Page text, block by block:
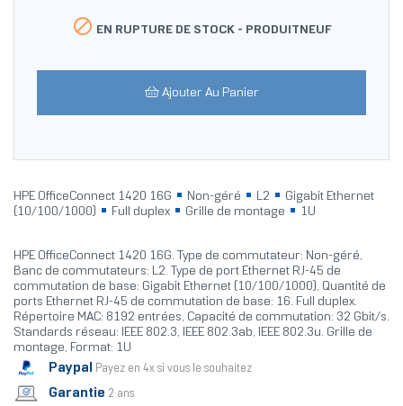
 EN RUPTURE DE STOCK - PRODUITNEUF
Ajouter Au Panier
HPE OfficeConnect 1420 16G Non-géré L2
Gigabit Ethernet
(10/100/1000)
Full duplex Grille de montage 1U
HPE OfficeConnect 1420 16G. Type de commutateur: Non-géré,
Banc de commutateurs: L2. Type de port Ethernet RJ-45 de
commutation de base: Gigabit Ethernet (10/100/1000), Quantité de
ports Ethernet RJ-45 de commutation de base: 16. Full duplex.
Répertoire MAC: 8192 entrées, Capacité de commutation: 32 Gbit/s.
Standards réseau: IEEE 802.3, IEEE 802.3ab, IEEE 802.3u. Grille de
montage, Format: 1U
Paypal Payez en 4x si vous le souhaitez
Garantie 2 ans